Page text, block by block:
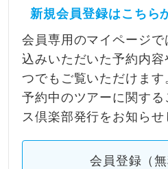
新規会員登録はこちら
会員専用のマイページで
込みいただいた予約内
つでもご覧いただけます
予約中のツアーに関する
ス倶楽部発行をお知らせ
会員登録（無